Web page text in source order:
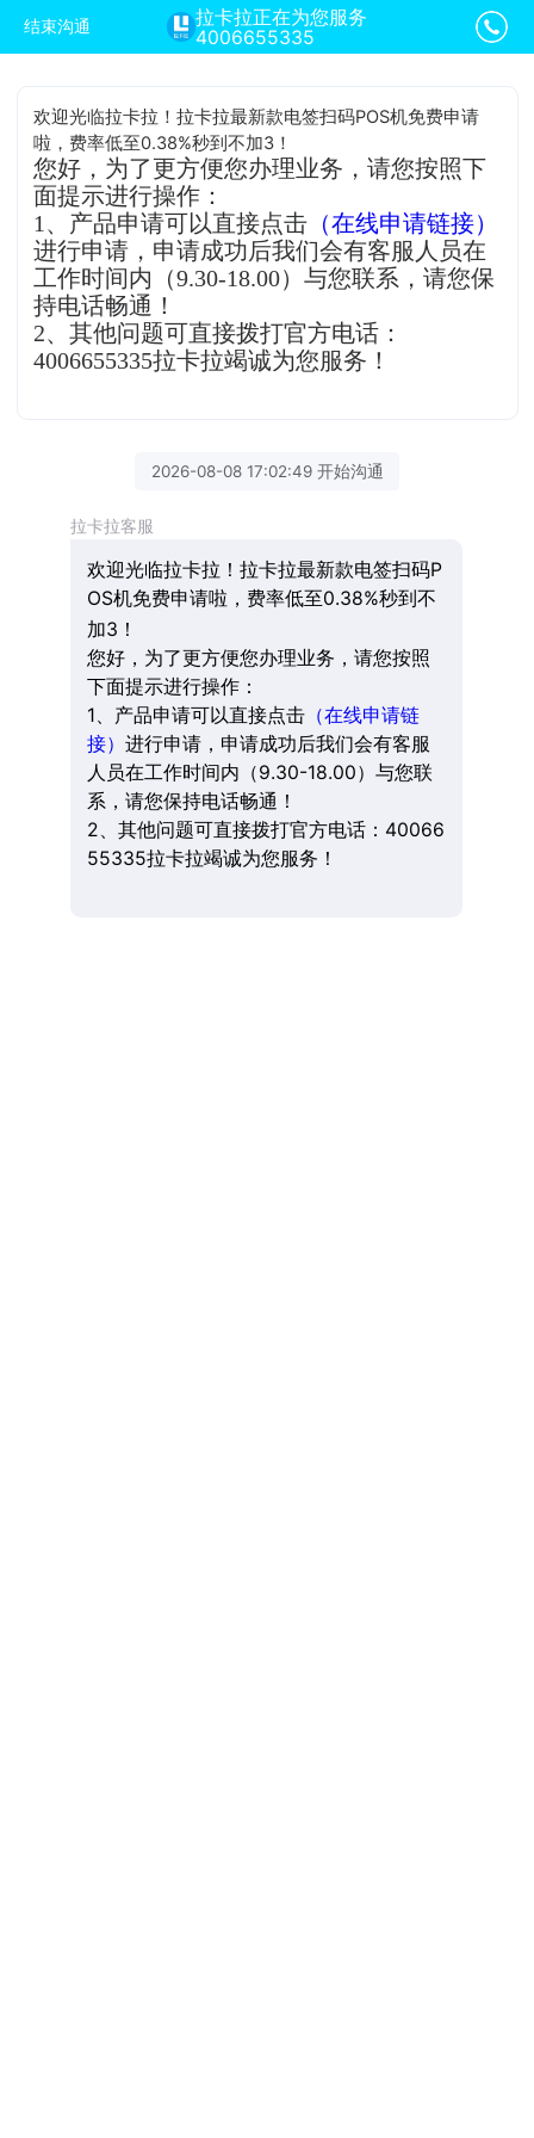
结束沟通
拉卡拉正在为您服务
4006655335
欢迎光临拉卡拉！拉卡拉最新款电签扫码POS机免费申请
啦，费率低至0.38%秒到不加3！
您好，为了更方便您办理业务，请您按照下
面提示进行操作：
1、产品申请可以直接点击 （在线申请链接）
进行申请，申请成功后我们会有客服人员在
工作时间内（9.30-18.00）与您联系，请您保
持电话畅通！
2、其他问题可直接拨打官方电话：
4006655335拉卡拉竭诚为您服务！
2026-08-08 17:02:49 开始沟通
拉卡拉客服
欢迎光临拉卡拉！拉卡拉最新款电签扫码P
OS机免费申请啦，费率低至0.38%秒到不
加3！
您好，为了更方便您办理业务，请您按照
下面提示进行操作：
1、产品申请可以直接点击（在线申请链
接） 进行申请，申请成功后我们会有客服
人员在工作时间内（9.30-18.00）与您联
系，请您保持电话畅通！
2、其他问题可直接拨打官方电话：40066
55335拉卡拉竭诚为您服务！